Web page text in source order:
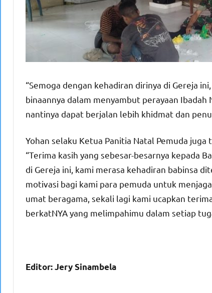
“Semoga dengan kehadiran dirinya di Gereja
binaannya dalam menyambut perayaan
nantinya dapat berjalan lebih khidmat dan
Yohan selaku Ketua Panitia Natal Pemuda
“Terima kasih yang sebesar-besarnya kepada
di Gereja ini, kami merasa kehadiran babinsa
motivasi bagi kami para pemuda untuk
umat beragama, sekali lagi kami ucapkan
berkatNYA yang melimpahimu dalam setiap
Editor: Jery Sinambela